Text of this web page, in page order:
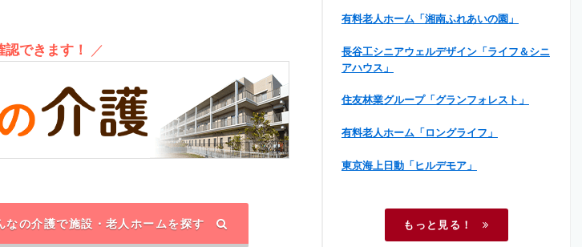
できます！ ／
なの介護で施設・老人ホームを探す
有料老人ホーム「湘南ふれあいの園」
長谷工シニアウェルデザイン「ライフ＆シニ
アハウス」
住友林業グループ「グランフォレスト」
有料老人ホーム「ロングライフ」
東京海上日動「ヒルデモア」
もっと見る！